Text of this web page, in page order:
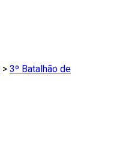
> 3º Batalhão de